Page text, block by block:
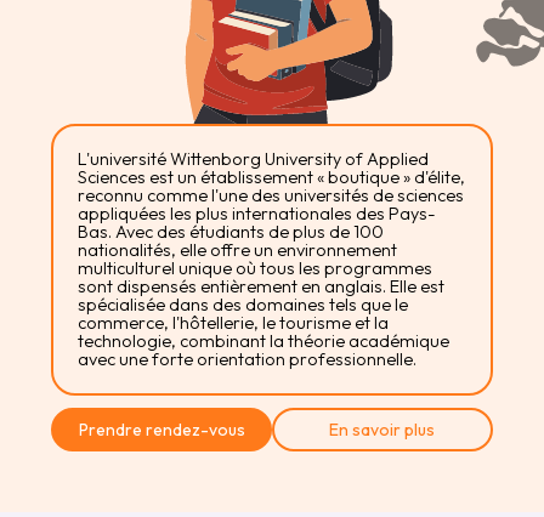
L'université Wittenborg University of Applied
Sciences est un établissement « boutique » d'élite,
reconnu comme l'une des universités de sciences
appliquées les plus internationales des Pays-
Bas. Avec des étudiants de plus de 100
nationalités, elle offre un environnement
multiculturel unique où tous les programmes
sont dispensés entièrement en anglais. Elle est
spécialisée dans des domaines tels que le
commerce, l'hôtellerie, le tourisme et la
technologie, combinant la théorie académique
avec une forte orientation professionnelle.
Prendre rendez-vous En savoir plus